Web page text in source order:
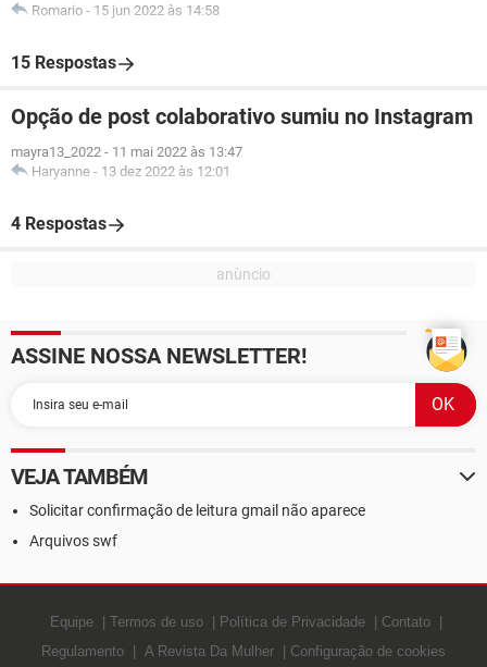
Romario - 15 jun 2022 às 14:58
15 Respostas
Opção de post colaborativo sumiu no Instagram
mayra13_2022 - 11 mai 2022 às 13:47
Haryanne - 13 dez 2022 às 12:01
4 Respostas
ASSINE NOSSA NEWSLETTER!
VEJA TAMBÉM
Solicitar confirmação de leitura gmail não aparece
Arquivos swf
Equipe Termos de uso Política de Privacidade
Contato
Regulamento
A Revista Da Mulher Configuração de cookies